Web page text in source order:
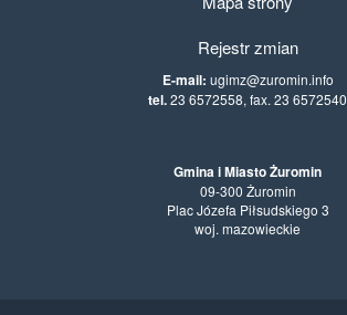
Rejestr zmian
E-mail: ugimz@zuromin.info
tel.23 6572558, fax. 23 6572540
Gmina i Miasto Żuromin
09-300 Żuromin
Plac Józefa Piłsudskiego 3
woj. mazowieckie